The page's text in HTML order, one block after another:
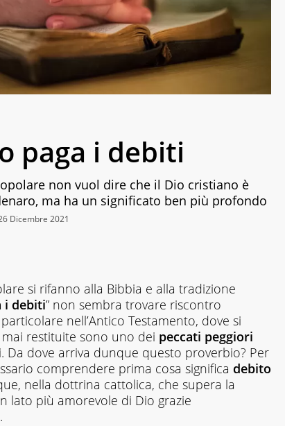
paga i debiti
non vuol dire che il Dio cristiano è
ma ha un significato ben più profondo
Dicembre 2021
si rifanno alla Bibbia e alla tradizione
i debiti” non sembra trovare riscontro
nell’Antico Testamento, dove si
restituite sono uno dei peccati peggiori
Da dove arriva dunque questo proverbio? Per
comprendere prima cosa significa debito
nella dottrina cattolica, che supera la
lato più amorevole di Dio grazie